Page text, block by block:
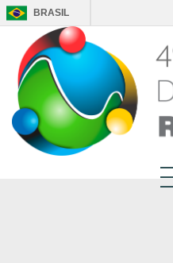
BRASIL